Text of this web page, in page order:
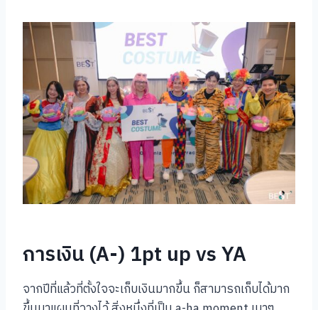
การเงิน (A-) 1pt up vs YA
จากปีที่แล้วที่ตั้งใจจะเก็บเงินมากขึ้น ก็สามารถเก็บได้มาก